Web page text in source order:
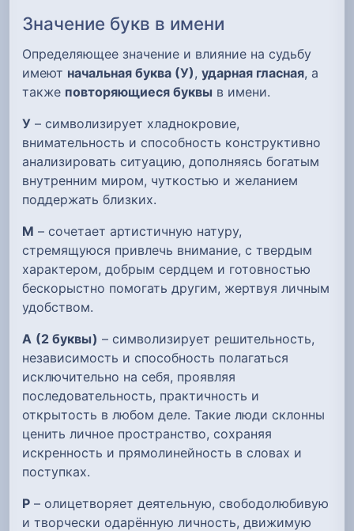
Значение букв в имени
Определяющее значение и влияние на судьбу
имеют начальная буква (У), ударная гласная, а
также повторяющиеся буквы в имени.
У – символизирует хладнокровие,
внимательность и способность конструктивно
анализировать ситуацию, дополняясь богатым
внутренним миром, чуткостью и желанием
поддержать близких.
М – сочетает артистичную натуру,
стремящуюся привлечь внимание, с твердым
характером, добрым сердцем и готовностью
бескорыстно помогать другим, жертвуя личным
удобством.
А (2 буквы) – символизирует решительность,
независимость и способность полагаться
исключительно на себя, проявляя
последовательность, практичность и
открытость в любом деле. Такие люди склонны
ценить личное пространство, сохраняя
искренность и прямолинейность в словах и
поступках.
Р – олицетворяет деятельную, свободолюбивую
и творчески одарённую личность, движимую